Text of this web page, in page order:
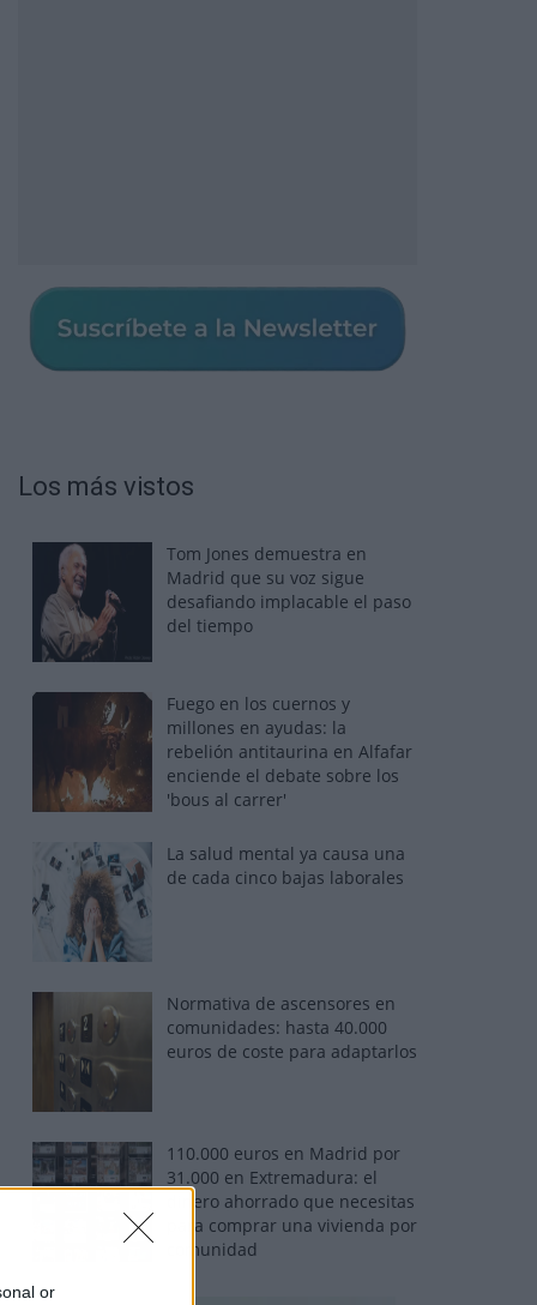
or
Los más vistos
Tom Jones demuestra en
Madrid que su voz sigue
desafiando implacable el paso
del tiempo
Fuego en los cuernos y
millones en ayudas: la
rebelión antitaurina en Alfafar
enciende el debate sobre los
'bous al carrer'
La salud mental ya causa una
de cada cinco bajas laborales
Normativa de ascensores en
comunidades: hasta 40.000
euros de coste para adaptarlos
110.000 euros en Madrid por
31.000 en Extremadura: el
dinero ahorrado que necesitas
para comprar una vivienda por
comunidad